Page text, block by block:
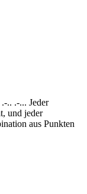
.. .-... Jeder
und jeder
aus Punkten